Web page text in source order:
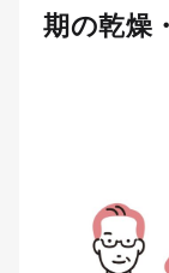
期の乾燥